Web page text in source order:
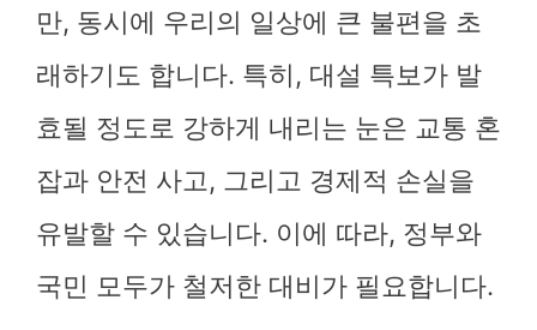
만, 동시에 우리의 일상에 큰 불편을 초
래하기도 합니다. 특히, 대설 특보가 발
효될 정도로 강하게 내리는 눈은 교통 혼
잡과 안전 사고, 그리고 경제적 손실을
유발할 수 있습니다. 이에 따라, 정부와
국민 모두가 철저한 대비가 필요합니다.